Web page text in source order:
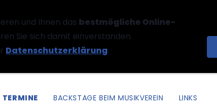
TERMINE BACKSTAGE BEIM MUSIKVEREIN LINKS
und Ihnen das bestmögliche Online-
Sie sich damit einverstanden.
Datenschutzerklärung.